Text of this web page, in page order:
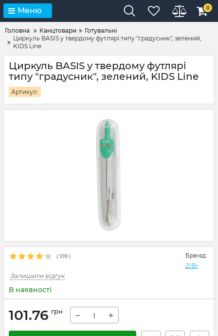
Меню 0
Головна Канцтовари
Готувальні
Циркуль BASIS у твердому футлярі типу "градусник", зелений,
KIDS Line
Циркуль BASIS у твердому футлярі
типу "градусник", зелений, KIDS Line
Артикул:
( 109 ) Бренд:
ZiBi
Залишити відгук
В наявності
101.76 грн − +